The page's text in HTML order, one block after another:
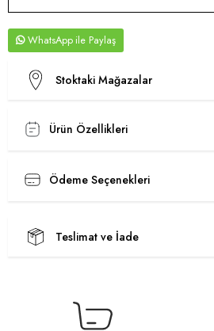
WhatsApp
Stoktaki Mağazalar
Ürün Özellikleri
Ödeme Seçenekleri
Teslimat ve İade